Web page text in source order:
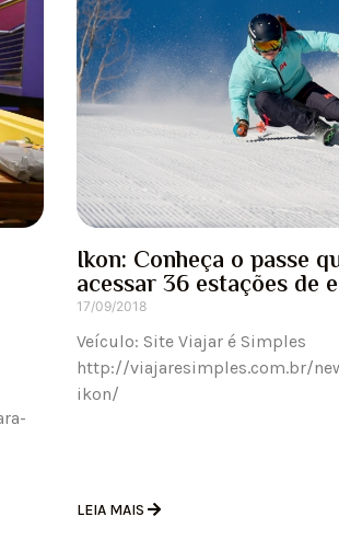
Ikon: Conheça o passe
acessar 36 estações de
17/09/2018
Veículo: Site Viajar é Simples
http://viajaresimples.com.br/
ikon/
LEIA MAIS